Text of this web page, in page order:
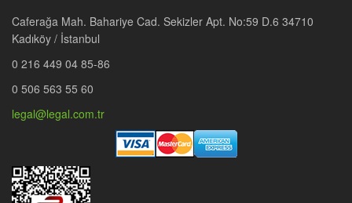
Caferağa Mah. Bahariye Cad. Sekizler Apt. No:59 D.6 34710
Kadıköy / İstanbul
0 216 449 04 85-86
0 506 563 55 60
legal@legal.com.tr